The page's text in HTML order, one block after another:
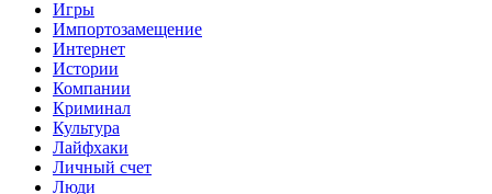
Игры
Импортозамещение
Интернет
Истории
Компании
Криминал
Культура
Лайфхаки
Личный счет
Люди